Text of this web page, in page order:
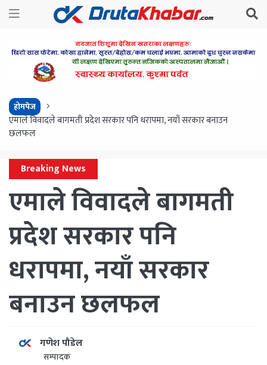
होमपेज
एमाले विवादले बागमती प्रदेश सरकार पनि धरापमा, नयाँ सरकार बनाउन
छलफल
Breaking News
एमाले विवादले बागमती
प्रदेश सरकार पनि
धरापमा, नयाँ सरकार
बनाउन छलफल
गणेश पौडेल
सम्पादक